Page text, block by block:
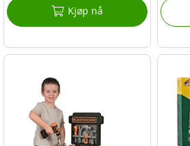
Kjøp nå